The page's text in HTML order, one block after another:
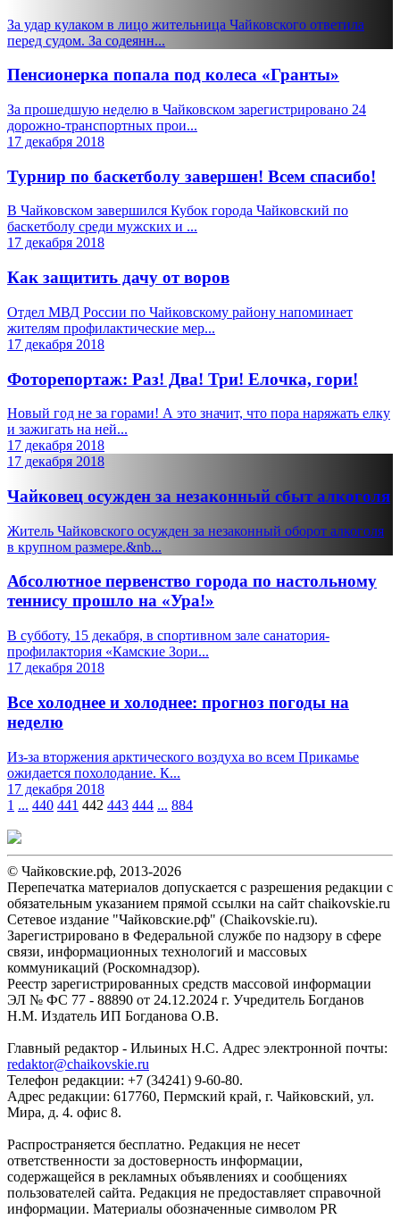
За удар кулаком в лицо жительница Чайковского ответила
перед судом. За содеянн...
Пенсионерка попала под колеса «Гранты»
За прошедшую неделю в Чайковском зарегистрировано 24
дорожно-транспортных прои...
17 декабря 2018
Турнир по баскетболу завершен! Всем спасибо!
В Чайковском завершился Кубок города Чайковский по
баскетболу среди мужских и ...
17 декабря 2018
Как защитить дачу от воров
Отдел МВД России по Чайковскому району напоминает
жителям профилактические мер...
17 декабря 2018
Фоторепортаж: Раз! Два! Три! Елочка, гори!
Новый год не за горами! А это значит, что пора наряжать елку
и зажигать на ней...
17 декабря 2018
17 декабря 2018
Чайковец осужден за незаконный сбыт алкоголя
Житель Чайковского осужден за незаконный оборот алкоголя
в крупном размере.&nb...
Абсолютное первенство города по настольному
теннису прошло на «Ура!»
В субботу, 15 декабря, в спортивном зале санатория-
профилактория «Камские Зори...
17 декабря 2018
Все холоднее и холоднее: прогноз погоды на
неделю
Из-за вторжения арктического воздуха во всем Прикамье
ожидается похолодание. К...
17 декабря 2018
1 ... 440 441 442 443 444 ... 884
© Чайковские.рф, 2013-2026
Перепечатка материалов допускается с разрешения редакции с
обязательным указанием прямой ссылки на сайт chaikovskie.ru
Сетевое издание "Чайковские.рф" (Chaikovskie.ru).
Зарегистрировано в Федеральной службе по надзору в сфере
связи, информационных технологий и массовых
коммуникаций (Роскомнадзор).
Реестр зарегистрированных средств массовой информации
ЭЛ № ФС 77 - 88890 от 24.12.2024 г. Учредитель Богданов
Н.М. Издатель ИП Богданова О.В.
Главный редактор - Ильиных Н.С. Адрес электронной почты:
redaktor@chaikovskie.ru
Телефон редакции: +7 (34241) 9-60-80.
Адрес редакции: 617760, Пермский край, г. Чайковский, ул.
Мира, д. 4. офис 8.
Распространяется бесплатно. Редакция не несет
ответственности за достоверность информации,
содержащейся в рекламных объявлениях и сообщениях
пользователей сайта. Редакция не предоставляет справочной
информации. Материалы обозначенные символом PR